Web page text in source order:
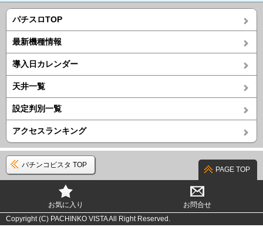
パチスロTOP
最新機種情報
導入日カレンダー
天井一覧
設定判別一覧
アクセスランキング
パチンコビスタ TOP
PAGE TOP
お気に入り
お問合せ
Copyright (C) PACHINKO VISTA All Right Reserved.